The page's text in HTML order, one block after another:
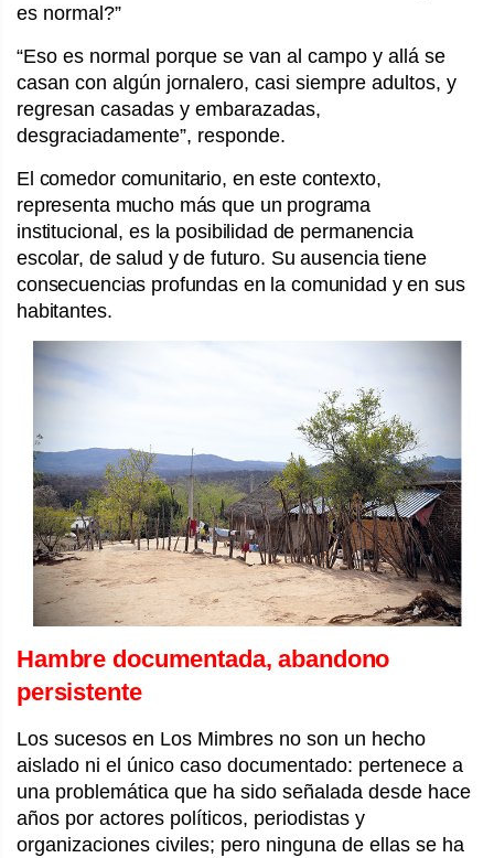
es normal?”
“Eso es normal porque se van al campo y allá se
casan con algún jornalero, casi siempre adultos, y
regresan casadas y embarazadas,
desgraciadamente”, responde.
El comedor comunitario, en este contexto,
representa mucho más que un programa
institucional, es la posibilidad de permanencia
escolar, de salud y de futuro. Su ausencia tiene
consecuencias profundas en la comunidad y en sus
habitantes.
Hambre documentada, abandono
persistente
Los sucesos en Los Mimbres no son un hecho
aislado ni el único caso documentado: pertenece a
una problemática que ha sido señalada desde hace
años por actores políticos, periodistas y
organizaciones civiles; pero ninguna de ellas se ha